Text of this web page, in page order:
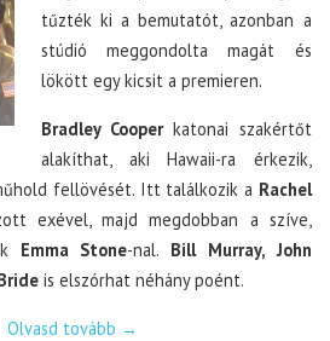
tűzték ki a bemutatót, azonban a
stúdió meggondolta magát és
lökött egy kicsit a premieren.
Bradley Cooperkatonai szakértőt
alakíthat, aki Hawaii-ra érkezik,
fellövését. Itt találkozik a Rachel
exével, majd megdobban a szíve,
Emma Stone-nal. Bill Murray, John
is elszórhat néhány poént.
Olvasd tovább →